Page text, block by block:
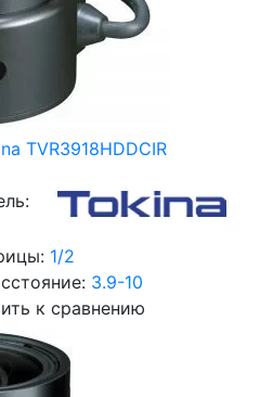
TVR3918HDDCIR
1/2
3.9-10
к сравнению